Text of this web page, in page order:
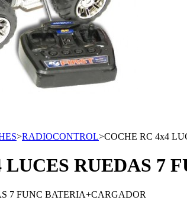
>RADIOCONTROL>COCHE RC 4x4
LUCES RUEDAS 7
7 FUNC BATERIA+CARGADOR